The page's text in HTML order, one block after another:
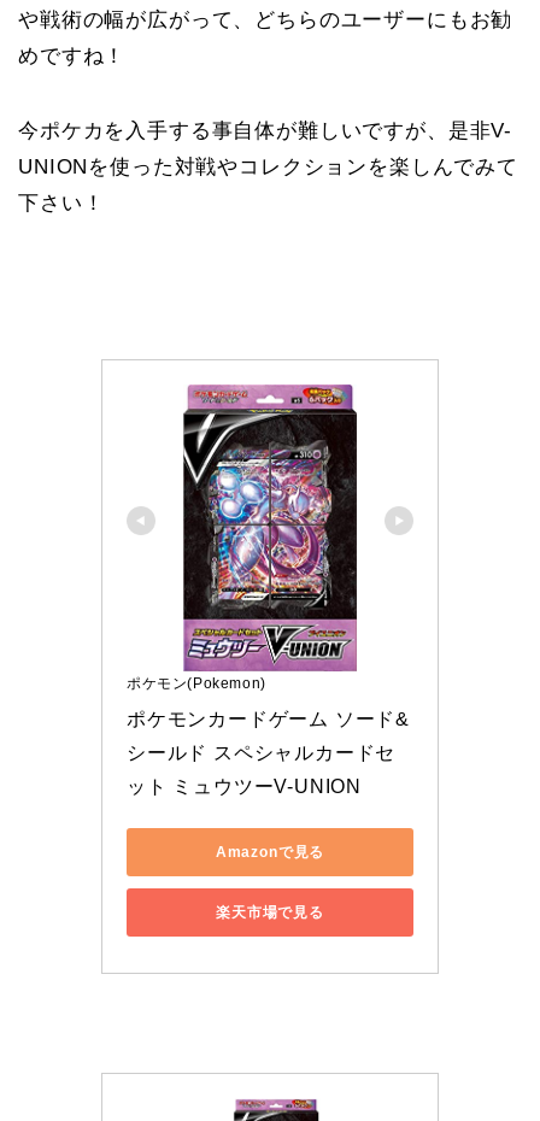
や戦術の幅が広がって、どちらのユーザーにもお勧
めですね！
今ポケカを入手する事自体が難しいですが、是非V-
UNIONを使った対戦やコレクションを楽しんでみて
下さい！
ポケモン(Pokemon)
ポケモンカードゲーム ソード&
シールド スペシャルカードセ
ット ミュウツーV-UNION
Amazonで見る
楽天市場で見る